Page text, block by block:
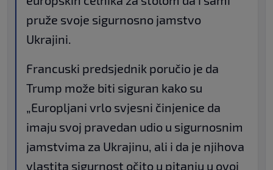
pruže svoje sigurnosno jamstvo
Ukrajini.
Francuski predsjednik poručio je da
Trump može biti siguran kako su
„Europljani vrlo svjesni činjenice da
imaju svoj pravedan udio u sigurnosnim
jamstvima za Ukrajinu, ali i da je njihova
vlastita sigurnost očito u pitanju u ovoj